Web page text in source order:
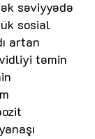
səviyyədə
sosial
artan
təmin